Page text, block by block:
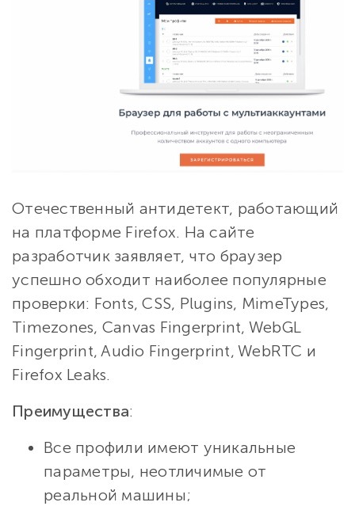
Отечественный антидетект, работающий
на платформе Firefox. На сайте
разработчик заявляет, что браузер
успешно обходит наиболее популярные
проверки: Fonts, CSS, Plugins, MimeTypes,
Timezones, Canvas Fingerprint, WebGL
Fingerprint, Audio Fingerprint, WebRTC и
Firefox Leaks.
Преимущества:
Все профили имеют уникальные
параметры, неотличимые от
реальной машины;